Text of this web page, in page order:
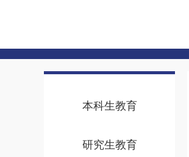
本科生教育
研究生教育